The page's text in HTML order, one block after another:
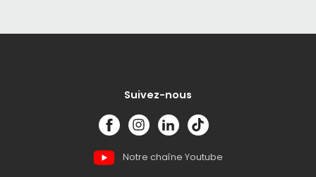
Suivez-nous
Notre chaîne Youtube